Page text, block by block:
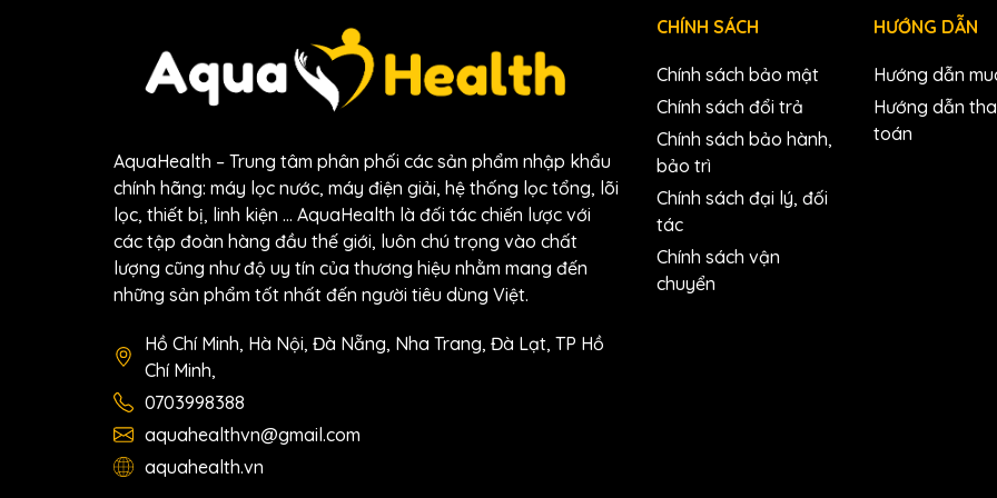
bảo quá trình thải nước diễn ra hiệu quả, an toàn, sạch sẽ.
Đầu nối nhanh:Giúp quá trình lắp đặt trở nên đơn giản và nhanh chóng.
Xoay 360 độ:Đầu vòi có thể xoay linh hoạt, giúp bạn dễ dàng điều chỉnh hướng chảy của nước.
AquaHealth – Trung tâm phân phối các sản phẩm nhập khẩu
chính hãng: máy lọc nước, máy điện giải, hệ thống lọc tổng, lõi
lọc, thiết bị, linh kiện … AquaHealth là đối tác chiến lược với
các tập đoàn hàng đầu thế giới, luôn chú trọng vào chất
lượng cũng như độ uy tín của thương hiệu nhằm mang đến
những sản phẩm tốt nhất đến người tiêu dùng Việt.
Hồ Chí Minh, Hà Nội, Đà Nẵng, Nha Trang, Đà Lạt, TP Hồ
Chí Minh,
0703998388
aquahealthvn@gmail.com
aquahealth.vn
CHÍNH SÁCH
Chính sách bảo mật
Chính sách đổi trả
Chính sách bảo hành,
bảo trì
Chính sách đại lý, đối
tác
Chính sách vận
chuyển
HƯỚNG DẪN
Hướng dẫn
Hướng dẫn
toán